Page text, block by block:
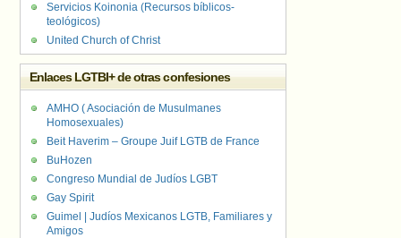
Servicios Koinonia (Recursos bíblicos-
teológicos)
United Church of Christ
Enlaces LGTBI+ de otras confesiones
AMHO ( Asociación de Musulmanes
Homosexuales)
Beit Haverim – Groupe Juif LGTB de France
BuHozen
Congreso Mundial de Judíos LGBT
Gay Spirit
Guimel | Judíos Mexicanos LGTB, Familiares y
Amigos